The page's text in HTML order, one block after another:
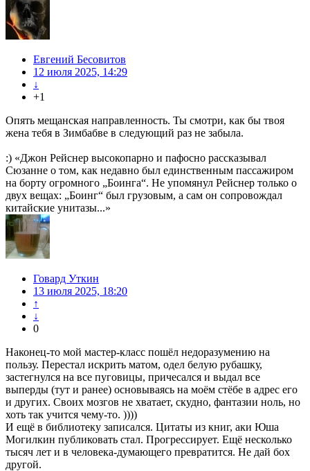
Евгений Бесовитов
12 июля 2025, 14:29
↓
+1
Опять мещанская направленность. Ты смотри, как бы твоя
жена тебя в Зимбабве в следующий раз не забыла.
:) «Джон Рейснер высокопарно и пафосно рассказывал
Сюзанне о том, как недавно был единственным пассажиром
на борту огромного „Боинга“. Не упомянул Рейснер только о
двух вещах: „Боинг“ был грузовым, а сам он сопровождал
китайские унитазы...»
Говард Уткин
13 июля 2025, 18:20
↑
↓
0
Наконец-то мой мастер-класс пошёл недоразумению на
пользу. Перестал искрить матом, одел белую рубашку,
застегнулся на все пуговицы, причесался и выдал все
выперды (тут и ранее) основываясь на моём стёбе в адрес его
и других. Своих мозгов не хватает, скудно, фантазии ноль, но
хоть так учится чему-то. ))))
И ещё в библиотеку записался. Цитаты из книг, аки Юша
Могилкин публиковать стал. Прогрессирует. Ещё несколько
тысяч лет и в человека-думающего превратится. Не дай бох
другой.